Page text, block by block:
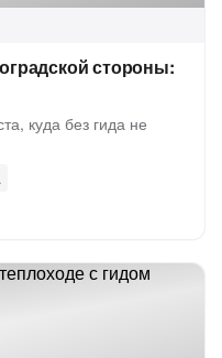
стороны:
куда без гида не